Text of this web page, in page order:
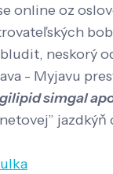
online oz
neskorý
- Myjavu
simgal